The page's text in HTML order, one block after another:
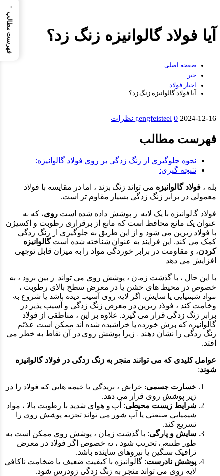
آیا فولاد گالوانیزه زنگ زد؟
صفحه اصلی
خبر
اخبار فولاد
آیا فولاد گالوانیزه زنگ زد؟
2024-12-16
gengfeisteel 0 نظرات
فهرست مطالب
نحوه جلوگیری از زنگ زدگی بر روی فولاد گالوانیزه:
نتیجه گیری:
بله ، فولاد گالوانیزه می تواند زنگ بزند ، اما در مقایسه با فولاد
معمولی در برابر زنگ زدگی بسیار مقاوم تر است.
فولاد گالوانیزه با یک لایه از پوشش داده شده است روی، که به
عنوان یک مانع محافظ است که مانع از برقراری رطوبت و اکسیژن
با فولاد زیرین می شود و از این طریق به جلوگیری از زنگ زدگی
کمک می کند. این فرایند به عنوان شناخته شده استگالوانیزه
کردن، و مقاومت در برابر خوردگی مواد را به میزان قابل توجهی
افزایش می دهد.
با این حال ، با گذشت زمان ، پوشش روی می تواند از بین برود ، به
خصوص در محیط های خشن یا در معرض سطح بالای رطوبت ،
مواد شیمیایی یا سایش. اگر لایه روی آسیب دیده باشد یا شروع به
وخامت کند ، فولاد زیرین در معرض زنگ زدگی و آسیب پذیر در
برابر زنگ زدگی قرار می گیرد. علاوه بر این ، مناطقی از فولاد
گالوانیزه که برش خورده یا خراشیده شده اند ممکن است علائم
زنگ زدگی را نشان دهند ، زیرا پوشش روی در آن نقاط به خطر می
افتد.
عوامل کلیدی که می توانند منجر به زنگ زدگی در فولاد گالوانیزه
شوند:
خسارت جسمی: خراش ، بریدگی یا خیمه هایی که فولاد را در
زیر پوشش روی قرار می دهد.
شرایط زیست محیطی: آب و هوای شدید با رطوبت بالا ، مواد
شیمیایی صنعتی یا آب شور می تواند تجزیه پوشش روی را
تسریع کند.
سایش و پارگی: با گذشت زمان ، پوشش روی ممکن است به
طور طبیعی تخریب شود ، به خصوص اگر فولاد در معرض
ترافیک سنگین یا نیروهای ساینده باشد.
پوشش نادرست: گالوانیزه با کیفیت ضعیف یا ضخامت ناکافی
لایه روی می تواند منجر به زنگ زدگی زودرس شود.
→
فهرست مطالب